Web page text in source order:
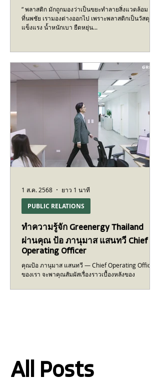
“ พลาสติก มักถูกมองว่าเป็นขยะทำลายสิ่งแวดล้อม แต่
ที่นพชัย เรามองต่างออกไป เพราะพลาสติกเป็นวัสดุที่
แข็งแรง น้ำหนักเบา ยืดหยุ่น...
ทำความรู้จัก Greenergy Thailand
ผ่านคุณ ป้อ ภานุมาส แสนทวี Chief
Operating Officer
คุณป้อ ภานุมาส แสนทวี — Chief Operating Officer
ของเรา จะพาคุณสัมผัสเรื่องราวเบื้องหลังของ
PUBLIC RELATIONS
1 ส.ค. 2568 ยาว 1 นาที
All Posts